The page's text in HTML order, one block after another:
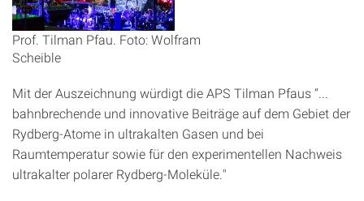
Prof. Tilman Pfau. Foto: Wolfram
Scheible
Mit der Auszeichnung würdigt die APS Tilman Pfaus “...
bahnbrechende und innovative Beiträge auf dem Gebiet der
Rydberg-Atome in ultrakalten Gasen und bei
Raumtemperatur sowie für den experimentellen Nachweis
ultrakalter polarer Rydberg-Moleküle."